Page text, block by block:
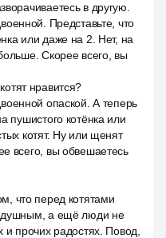
в другую.
Представьте, что
или даже на 2. Нет, на
Скорее всего, вы
нравится?
опаской. А теперь
пушистого котёнка или
котят. Ну или щенят
всего, вы обвешаетесь
что перед котятами
а ещё люди не
и прочих радостях. Повод,